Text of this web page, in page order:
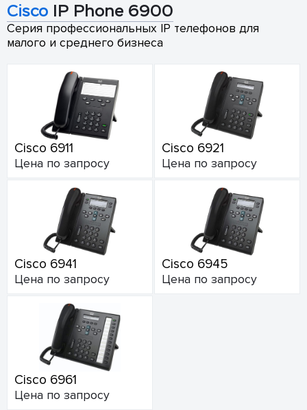
Cisco IP Phone 6900
Серия профессиональных IP телефонов для
малого и среднего бизнеса
Cisco 6911
Цена по запросу
Cisco 6921
Цена по запросу
Cisco 6941
Цена по запросу
Cisco 6945
Цена по запросу
Cisco 6961
Цена по запросу